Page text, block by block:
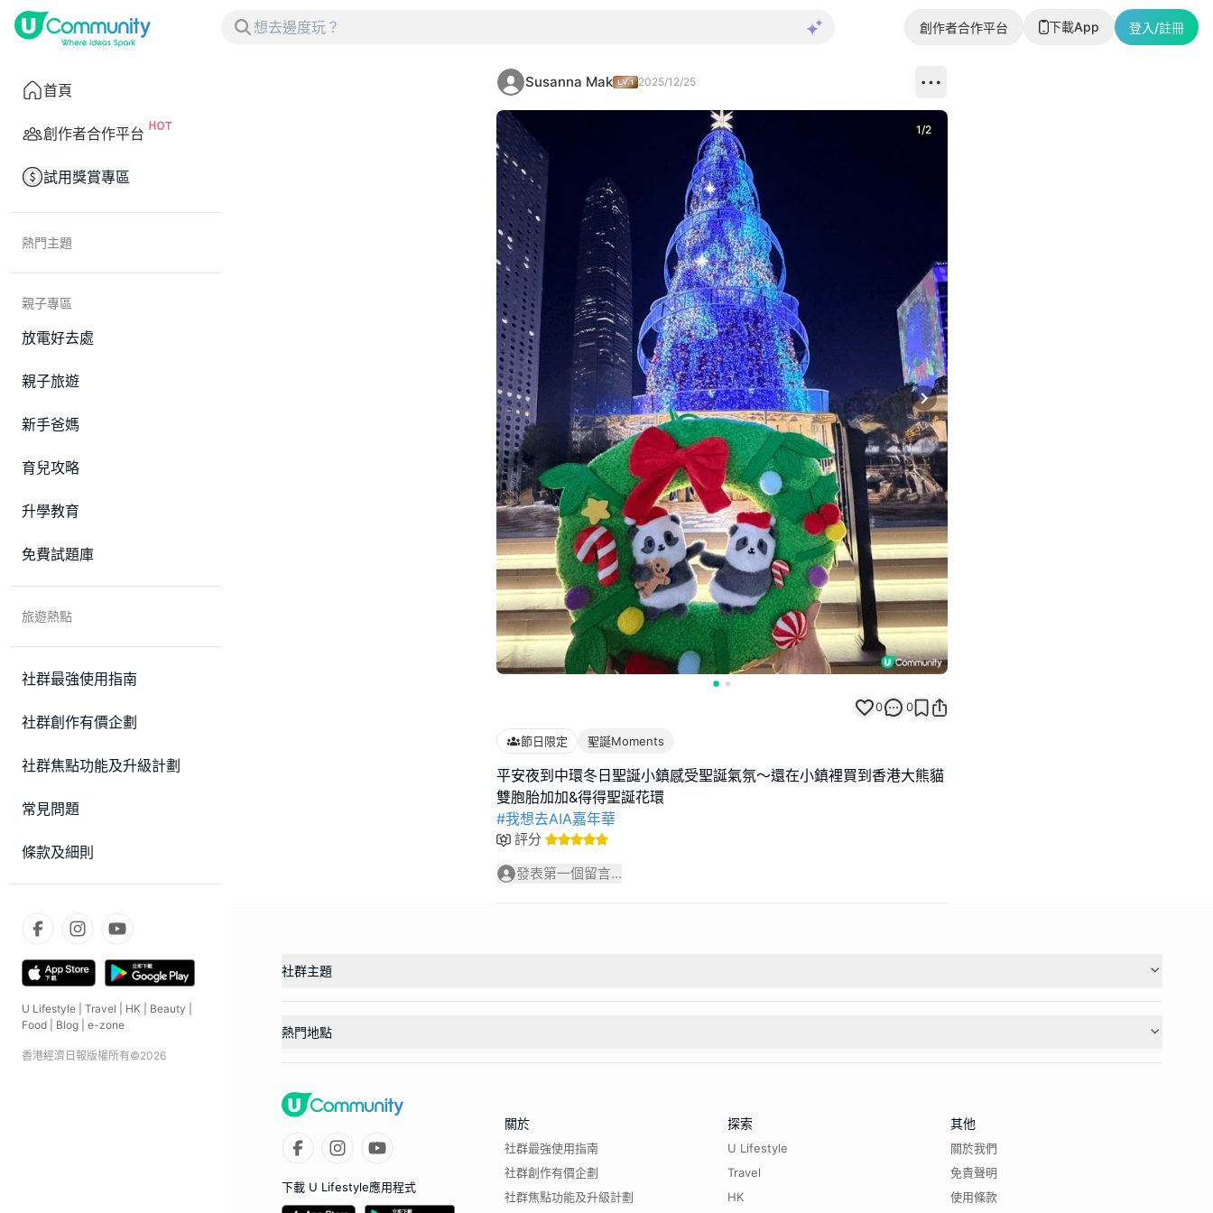
創作者合作平台 下載App 登入/註冊
首頁
創作者合作平台
試用獎賞專區
熱門主題
親子專區
放電好去處
親子旅遊
新手爸媽
育兒攻略
升學教育
免費試題庫
旅遊熱點
社群最強使用指南
社群創作有價企劃
社群焦點功能及升級計劃
常見問題
條款及細則
U Lifestyle Travel HK Beauty
Food
Blog e-zone
香港經濟日報版權所有©2026
Susanna Mak 2025/12/25
Next slide
1/2
0 0
節日限定 聖誕Moments
平安夜到中環冬日聖誕小鎮感受聖誕氣氛～還在小鎮裡買到香港大熊貓
#我想去AIA嘉年華
評分
發表第一個留言...
社群主題
熱門地點
下載 U Lifestyle應用程式
關於
社群最強使用指南
社群創作有價企劃
社群焦點功能及升級計劃
探索
U Lifestyle
Travel
HK
其他
關於我們
免責聲明
使用條款